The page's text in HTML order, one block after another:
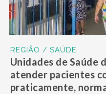
REGIÃO / SAÚDE
Unidades de Saúde
atender pacientes
praticamente,